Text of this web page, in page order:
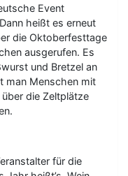
Event
heißt es erneut
die Oktoberfesttage
ausgerufen. Es
und Bretzel an
man Menschen mit
die Zeltplätze
für die